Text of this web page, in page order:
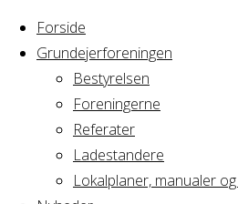
Forside
Grundejerforeningen
Bestyrelsen
Foreningerne
Referater
Ladestandere
Lokalplaner, manualer
Home
Nyheder
Nyhedsbrev okt